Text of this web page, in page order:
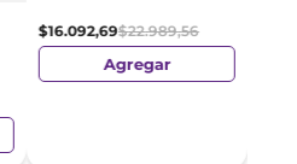
$16.092,69$22.989,56
Agregar